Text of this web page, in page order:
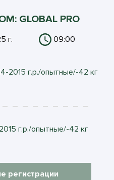
GLOBAL PRO
г. 09:00
2015 г.р./опытные/-42 кг
г.р./опытные/-42 кг
регистрации